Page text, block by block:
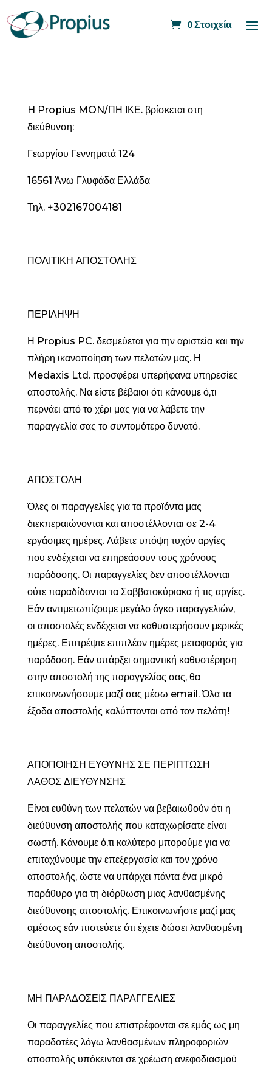
0 Στοιχεία
H Propius MON/ΠΗ ΙΚΕ. βρίσκεται στη
διεύθυνση:
Γεωργίου Γεννηματά 124
16561 Άνω Γλυφάδα Ελλάδα
Τηλ. +302167004181
ΠΟΛΙΤΙΚΗ ΑΠΟΣΤΟΛΗΣ
ΠΕΡΙΛΗΨΗ
Η Propius PC. δεσμεύεται για την αριστεία και την
πλήρη ικανοποίηση των πελατών μας. Η
Medaxis Ltd. προσφέρει υπερήφανα υπηρεσίες
αποστολής. Να είστε βέβαιοι ότι κάνουμε ό,τι
περνάει από το χέρι μας για να λάβετε την
παραγγελία σας το συντομότερο δυνατό.
ΑΠΟΣΤΟΛΗ
Όλες οι παραγγελίες για τα προϊόντα μας
διεκπεραιώνονται και αποστέλλονται σε 2-4
εργάσιμες ημέρες. Λάβετε υπόψη τυχόν αργίες
που ενδέχεται να επηρεάσουν τους χρόνους
παράδοσης. Οι παραγγελίες δεν αποστέλλονται
ούτε παραδίδονται τα Σαββατοκύριακα ή τις αργίες.
Εάν αντιμετωπίζουμε μεγάλο όγκο παραγγελιών,
οι αποστολές ενδέχεται να καθυστερήσουν μερικές
ημέρες. Επιτρέψτε επιπλέον ημέρες μεταφοράς για
παράδοση. Εάν υπάρξει σημαντική καθυστέρηση
στην αποστολή της παραγγελίας σας, θα
επικοινωνήσουμε μαζί σας μέσω email. Όλα τα
έξοδα αποστολής καλύπτονται από τον πελάτη!
ΑΠΟΠΟΙΗΣΗ ΕΥΘΥΝΗΣ ΣΕ ΠΕΡΙΠΤΩΣΗ
ΛΑΘΟΣ ΔΙΕΥΘΥΝΣΗΣ
Είναι ευθύνη των πελατών να βεβαιωθούν ότι η
διεύθυνση αποστολής που καταχωρίσατε είναι
σωστή. Κάνουμε ό,τι καλύτερο μπορούμε για να
επιταχύνουμε την επεξεργασία και τον χρόνο
αποστολής, ώστε να υπάρχει πάντα ένα μικρό
παράθυρο για τη διόρθωση μιας λανθασμένης
διεύθυνσης αποστολής. Επικοινωνήστε μαζί μας
αμέσως εάν πιστεύετε ότι έχετε δώσει λανθασμένη
διεύθυνση αποστολής.
ΜΗ ΠΑΡΑΔΟΣΕΙΣ ΠΑΡΑΓΓΕΛΙΕΣ
Οι παραγγελίες που επιστρέφονται σε εμάς ως μη
παραδοτέες λόγω λανθασμένων πληροφοριών
αποστολής υπόκεινται σε χρέωση ανεφοδιασμού